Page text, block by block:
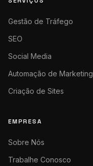
Gestão de Tráfego
SEO
Social Media
Automação de Marketing
Criação de Sites
EMPRESA
Sobre Nós
Trabalhe Conosco